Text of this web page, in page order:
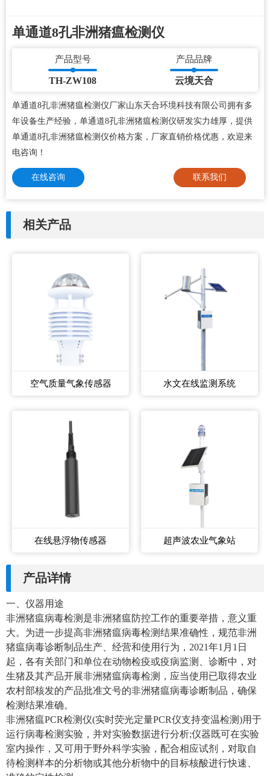
单通道8孔非洲猪瘟检测仪
产品型号
TH-ZW108
产品品牌
云境天合
单通道8孔非洲猪瘟检测仪厂家山东天合环境科技有限公司拥有多
年设备生产经验，单通道8孔非洲猪瘟检测仪研发实力雄厚，提供
单通道8孔非洲猪瘟检测仪价格方案，厂家直销价格优惠，欢迎来
电咨询！
在线咨询 联系我们
相关产品
空气质量气象传感器 水文在线监测系统
在线悬浮物传感器 超声波农业气象站
产品详情
一、仪器用途
非洲猪瘟病毒检测是非洲猪瘟防控工作的重要举措，意义重
大。为进一步提高非洲猪瘟病毒检测结果准确性，规范非洲
猪瘟病毒诊断制品生产、经营和使用行为，2021年1月1日
起，各有关部门和单位在动物检疫或疫病监测、诊断中，对
生猪及其产品开展非洲猪瘟病毒检测，应当使用已取得农业
农村部核发的产品批准文号的非洲猪瘟病毒诊断制品，确保
检测结果准确。
非洲猪瘟PCR检测仪(实时荧光定量PCR仪支持变温检测)用于
运行病毒检测实验，并对实验数据进行分析;仪器既可在实验
室内操作，又可用于野外科学实验，配合相应试剂，对取自
待检测样本的分析物或其他分析物中的目标核酸进行快速、